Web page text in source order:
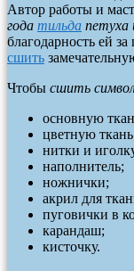
Автор работы и
года тильда петуха
благодарность ей
сшить
Чтобы сшить
основную
цветную
нитки и
наполнитель;
ножнички;
акрил для
пуговички в
карандаш;
кисточку.